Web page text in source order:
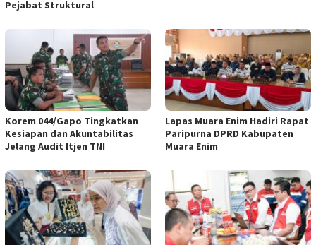
Pejabat Struktural
Korem 044/Gapo Tingkatkan
Kesiapan dan Akuntabilitas
Jelang Audit Itjen TNI
Lapas Muara Enim Hadiri Rapat
Paripurna DPRD Kabupaten
Muara Enim